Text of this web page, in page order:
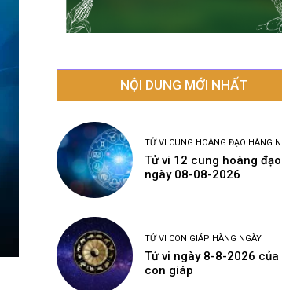
NỘI DUNG MỚI NHẤT
TỬ VI CUNG HOÀNG ĐẠO HÀNG
Tử vi 12 cung hoàng đạo
ngày 08-08-2026
TỬ VI CON GIÁP HÀNG NGÀY
Tử vi ngày 8-8-2026 của
con giáp